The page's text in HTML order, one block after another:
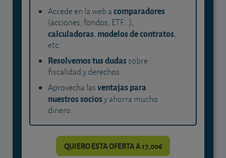
Accede en la web acomparadores
(acciones, fondos, ETF...),
calculadoras, modelos de contratos,
etc.
Resolvemos tus dudassobre
fiscalidad y derechos.
Aprovecha lasventajas para
nuestros sociosy ahorra mucho
dinero.
QUIERO ESTA OFERTA A 17,00€